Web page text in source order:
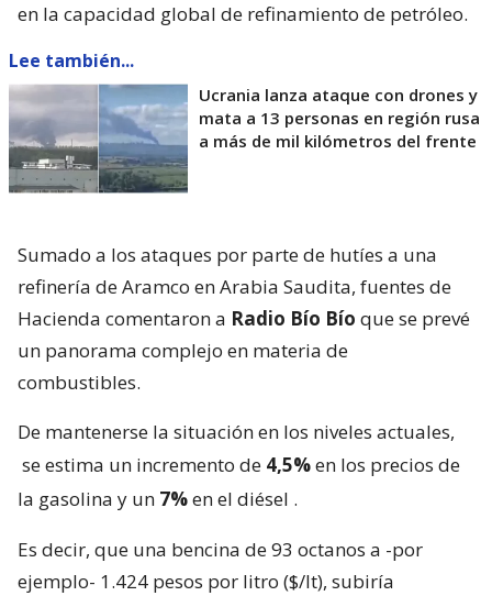
en la capacidad global de refinamiento de petróleo.
Lee también...
Ucrania lanza ataque con drones y
mata a 13 personas en región rusa
a más de mil kilómetros del frente
Sumado a los ataques por parte de hutíes a una
refinería de Aramco en Arabia Saudita, fuentes de
Hacienda comentaron a Radio Bío Bío que se prevé
un panorama complejo en materia de
combustibles.
De mantenerse la situación en los niveles actuales,
se estima un incremento de 4,5%en los precios de
la gasolina y un 7%en el diésel .
Es decir, que una bencina de 93 octanos a -por
ejemplo- 1.424 pesos por litro ($/lt), subiría